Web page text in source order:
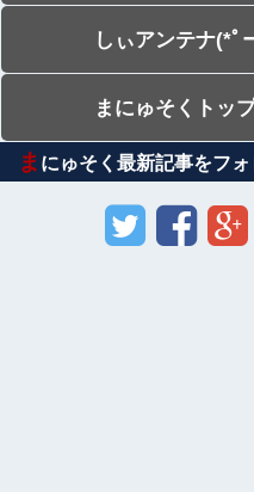
しぃアンテナ(*
まにゅそくトッ
ま にゅそく最新記事をフ